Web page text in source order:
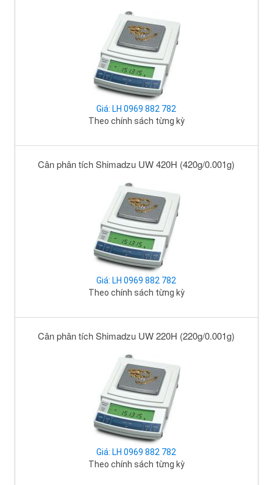
Giá: LH 0969 882 782
Theo chính sách từng kỳ
Cân phân tích Shimadzu UW 420H (420g/0.001g)
Giá: LH 0969 882 782
Theo chính sách từng kỳ
Cân phân tích Shimadzu UW 220H (220g/0.001g)
Giá: LH 0969 882 782
Theo chính sách từng kỳ